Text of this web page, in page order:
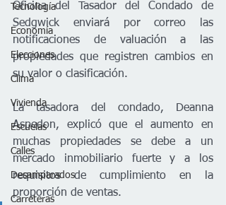
Tecnología
Economía
Elecciones
Clima
Vivienda
Escuelas
Calles
Desamparados
Carreteras
Oficina del Tasador del Condado de
Sedgwick enviará por correo las
notificaciones de valuación a las
propiedades que registren cambios en
su valor o clasificación.
La tasadora del condado, Deanna
Aspedon, explicó que el aumento en
muchas propiedades se debe a un
mercado inmobiliario fuerte y a los
requisitos de cumplimiento en la
proporción de ventas.